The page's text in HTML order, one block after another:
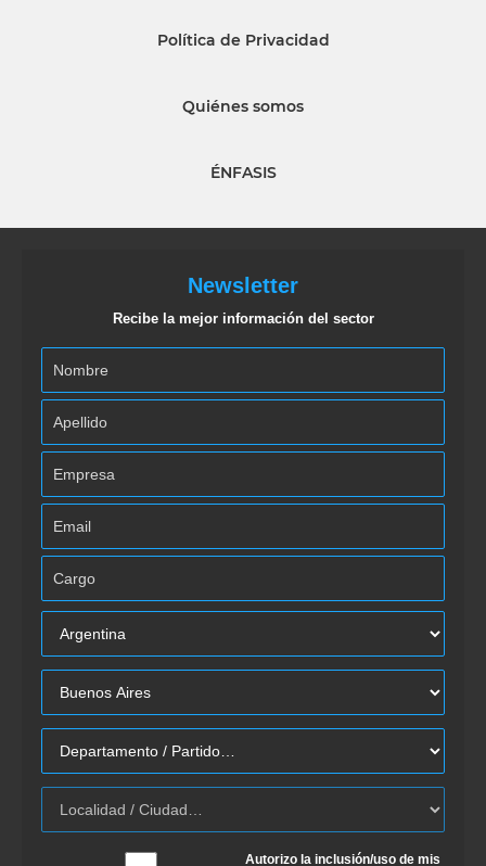
Política de Privacidad
Quiénes somos
ÉNFASIS
Newsletter
Recibe la mejor información del sector
Autorizo la inclusión/uso de mis